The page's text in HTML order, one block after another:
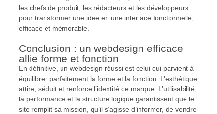
les chefs de produit, les rédacteurs et les développeurs
pour transformer une idée en une interface fonctionnelle,
efficace et mémorable.
Conclusion : un webdesign efficace
allie forme et fonction
En définitive, un webdesign réussi est celui qui parvient à
équilibrer parfaitement la forme et la fonction. L’esthétique
attire, séduit et renforce l’identité de marque. L’utilisabilité,
la performance et la structure logique garantissent que le
site remplit sa mission, qu’il s’agisse d’informer, de vendre